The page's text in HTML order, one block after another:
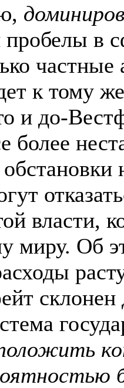
пробелы в
к тому
и до-
более
власти,
миру. Об